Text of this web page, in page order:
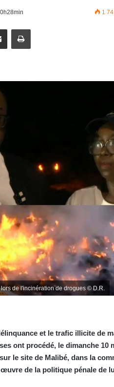
1
Partager par email Imprimer
de l'incinération de drogues © D.R.
et le trafic illicite de
ont procédé, le dimanche 10
le site de Malibé, dans la
de la politique pénale de